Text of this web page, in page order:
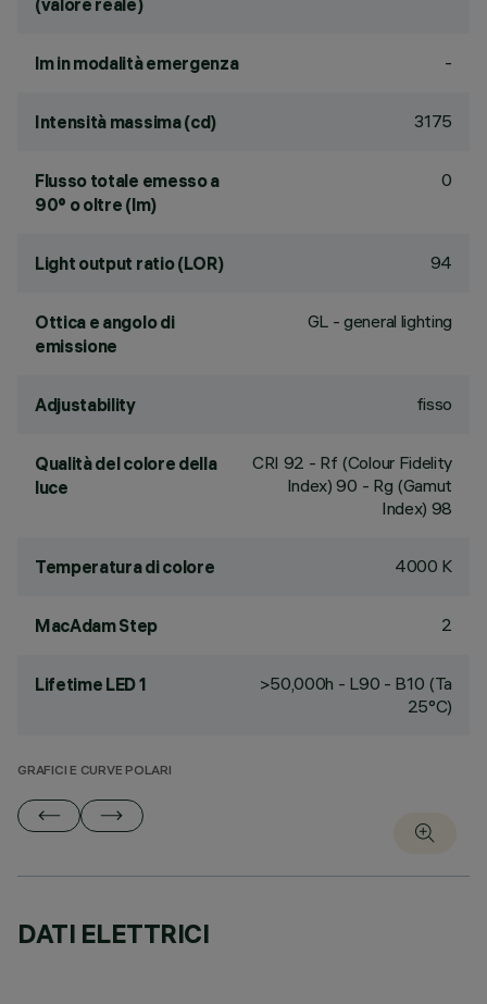
(valore reale)
lm in modalità emergenza -
Intensità massima (cd) 3175
Flusso totale emesso a
90° o oltre (lm)
0
Light output ratio (LOR) 94
Ottica e angolo di
emissione
GL - general lighting
Adjustability fisso
Qualità del colore della
luce
CRI 92 - Rf (Colour Fidelity
Index) 90 - Rg (Gamut
Index) 98
Temperatura di colore 4000 K
MacAdam Step 2
Lifetime LED 1
>50,000h - L90 - B10 (Ta
25°C)
GRAFICI E CURVE POLARI
DATI ELETTRICI